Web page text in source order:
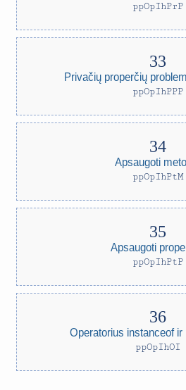
ppOpIhPrP
Privačių properčių
ppOpIhPPP
Apsaugoti
ppOpIhPtM
Apsaugoti
ppOpIhPtP
Operatorius instanceof ir
ppOpIhOI